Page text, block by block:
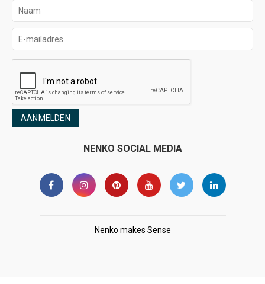
AANMELDEN
NENKO SOCIAL MEDIA
Nenko makes Sense